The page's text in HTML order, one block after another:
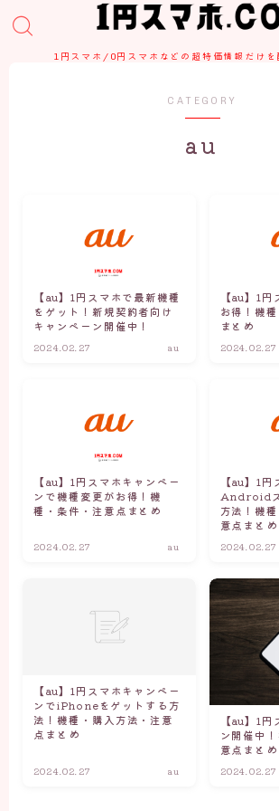
1円スマホ/0円スマホなどの超特価情報だけを
CATEGORY
au
【au】1円スマホで最新機種
をゲット！新規契約者向け
キャンペーン開催中！
2024.02.27 au
【au】1
お得！機
まとめ
2024.02.27
【au】1円スマホキャンペー
ンで機種変更がお得！機
種・条件・注意点まとめ
2024.02.27 au
【au】1
Android
方法！機
意点まとめ
2024.02.27
【au】1円スマホキャンペー
ンでiPhoneをゲットする方
法！機種・購入方法・注意
点まとめ
2024.02.27 au
【au】1
ン開催中
意点まとめ
2024.02.27